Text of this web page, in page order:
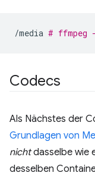
/media # ffmpeg
Codecs
Als Nächstes der
Grundlagen von
nichtdasselbe wie
desselben